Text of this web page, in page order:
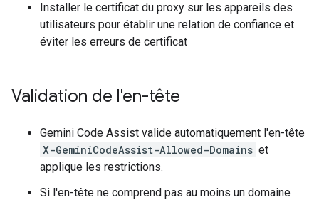
Installer le certificat du proxy sur les appareils des
utilisateurs pour établir une relation de confiance et
éviter les erreurs de certificat
Validation de l'en-tête
Gemini Code Assist valide automatiquement l'en-tête
X-GeminiCodeAssist-Allowed-Domains et
applique les restrictions.
Si l'en-tête ne comprend pas au moins un domaine